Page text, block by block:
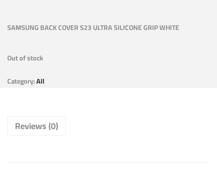
SAMSUNG BACK COVER S23 ULTRA SILICONE GRIP WHITE
Out of stock
Category:All
Reviews (0)